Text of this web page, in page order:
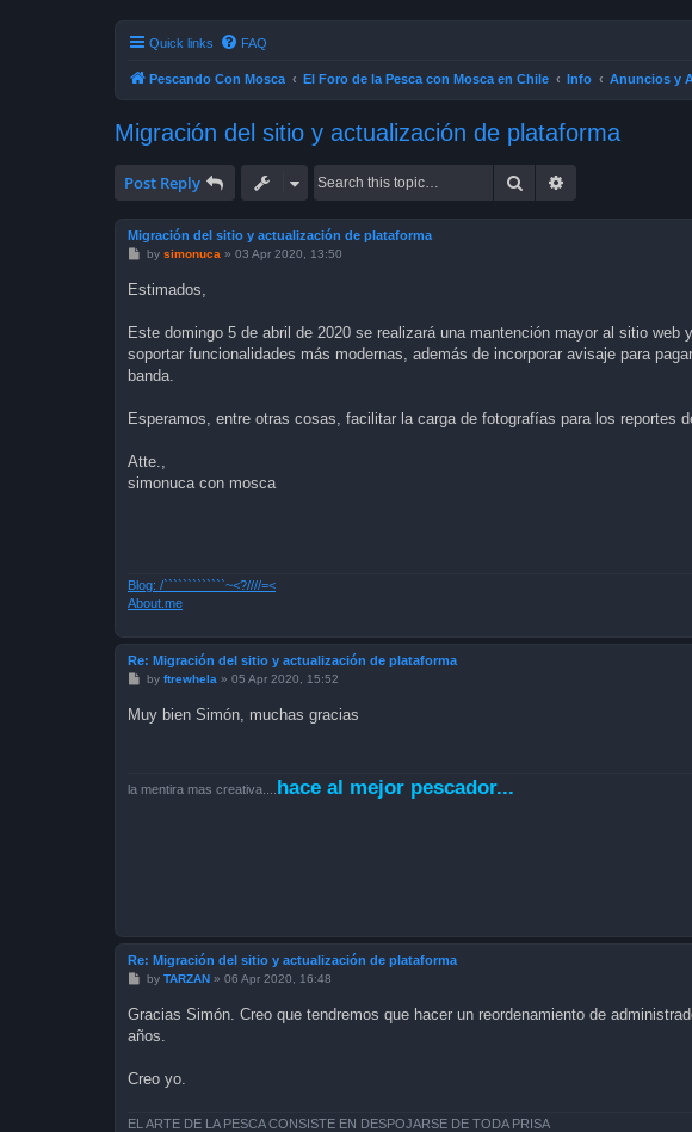
Quick links FAQ
Pescando Con Mosca El Foro de la Pesca con Mosca en Chile Info Anuncios y
Migración del sitio y actualización de plataforma
Post Reply Search
Migración del sitio y actualización de plataforma
P
t
by simonuca » 03 Apr 2020, 13:50
Estimados,
Este domingo 5 de abril de 2020 se realizará una mantención mayor al sitio
soportar funcionalidades más modernas, además de incorporar avisaje para
banda.
Esperamos, entre otras cosas, facilitar la carga de fotografías para los reportes
Atte.,
simonuca con mosca
Blog: /`````````````~<?////=<
About.me
Re: Migración del sitio y actualización de plataforma
P
t
by ftrewhela» 05 Apr 2020, 15:52
Muy bien Simón, muchas gracias
la mentira mas creativa.... hace al mejor pescador...
Re: Migración del sitio y actualización de plataforma
P
t
by TARZAN» 06 Apr 2020, 16:48
Gracias Simón. Creo que tendremos que hacer un reordenamiento de
años.
Creo yo.
EL ARTE DE LA PESCA CONSISTE EN DESPOJARSE DE TODA PRISA